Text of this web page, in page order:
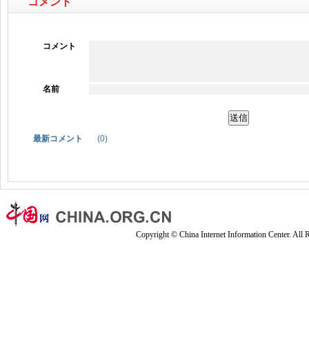
コメント
名前
最新コメント (0)